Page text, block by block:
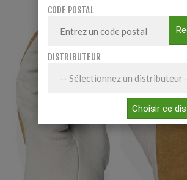
CODE POSTAL
DISTRIBUTEUR
Choisir ce